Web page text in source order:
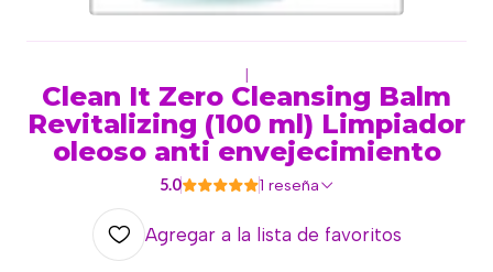
Clean It Zero Cleansing Balm
Revitalizing (100 ml) Limpiador
oleoso anti envejecimiento
5.0 1 reseña
Agregar a la lista de favoritos